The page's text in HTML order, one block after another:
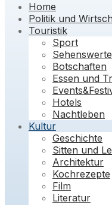
Home
Politik und
Touristik
Sport
Botschaften
Essen und
Hotels
Nachtleben
Kultur
Geschichte
Sitten und
Architektur
Kochrezepte
Film
Literatur